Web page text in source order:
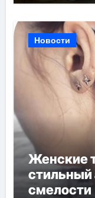
Новости
Женские
стильный
смелости